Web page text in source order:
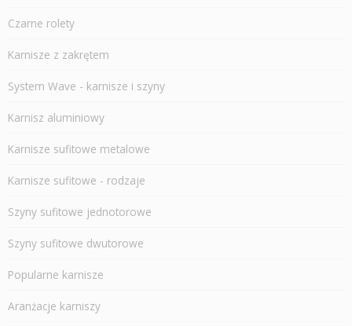
Czarne rolety
Karnisze z zakrętem
System Wave - karnisze i szyny
Karnisz aluminiowy
Karnisze sufitowe metalowe
Karnisze sufitowe - rodzaje
Szyny sufitowe jednotorowe
Szyny sufitowe dwutorowe
Popularne karnisze
Aranżacje karniszy